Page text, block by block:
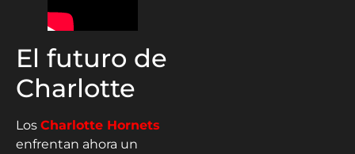
El futuro de
Charlotte
Los Charlotte Hornets
enfrentan ahora un